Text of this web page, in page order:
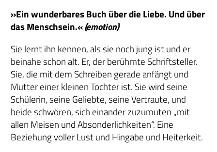
»Ein wunderbares Buch über die Liebe. Und über
das Menschsein.«(emotion)
Sie lernt ihn kennen, als sie noch jung ist und er
beinahe schon alt. Er, der berühmte Schriftsteller.
Sie, die mit dem Schreiben gerade anfängt und
Mutter einer kleinen Tochter ist. Sie wird seine
Schülerin, seine Geliebte, seine Vertraute, und
beide schwören, sich einander zuzumuten „mit
allen Meisen und Absonderlichkeiten“. Eine
Beziehung voller Lust und Hingabe und Heiterkeit.